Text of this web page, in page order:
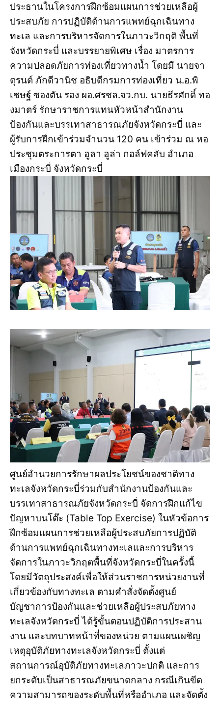
ประธานในโครงการฝึกซ้อมแผนการช่วยเหลือผู้
ประสบภัย การปฏิบัติด้านการแพทย์ฉุกเฉินทาง
ทะเล และการบริหารจัดการในภาวะวิกฤติ พื้นที่
จังหวัดกระบี่ และบรรยายพิเศษ เรื่อง มาตรการ
ความปลอดภัยการท่องเที่ยวทางน้ำ โดยมี นายจา
ตุรนต์ ภักดีวานิช อธิบดีกรมการท่องเที่ยว น.อ.พิ
เชษฐ์ ซองตัน รอง ผอ.ศรชล.จว.กบ. นายธีรศักดิ์ ทอ
งมาตร์ รักษาราชการแทนหัวหน้าสำนักงาน
ป้องกันและบรรเทาสาธารณภัยจังหวัดกระบี่ และ
ผู้รับการฝึกเข้าร่วมจำนวน 120 คน เข้าร่วม ณ หอ
ประชุมตระการตา ฮูลา ฮูล่า กอล์ฟคลับ อำเภอ
เมืองกระบี่ จังหวัดกระบี่
ศูนย์อำนวยการรักษาผลประโยชน์ของชาติทาง
ทะเลจังหวัดกระบี่ร่วมกับสำนักงานป้องกันและ
บรรเทาสาธารณภัยจังหวัดกระบี่ จัดการฝึกแก้ไข
ปัญหาบนโต๊ะ (Table Top Exercise) ในหัวข้อการ
ฝึกซ้อมแผนการช่วยเหลือผู้ประสบภัยการปฏิบัติ
ด้านการแพทย์ฉุกเฉินทางทะเลและการบริหาร
จัดการในภาวะวิกฤตพื้นที่จังหวัดกระบี่ในครั้งนี้
โดยมีวัตถุประสงค์เพื่อให้ส่วนราชการหน่วยงานที่
เกี่ยวข้องกับทางทะเล ตามคำสั่งจัดตั้งศูนย์
บัญชาการป้องกันและช่วยเหลือผู้ประสบภัยทาง
ทะเลจังหวัดกระบี่ ได้รู้ขั้นตอนปฏิบัติการประสาน
งาน และบทบาทหน้าที่ของหน่วย ตามแผนเผชิญ
เหตุอุบัติภัยทางทะเลจังหวัดกระบี่ ตั้งแต่
สถานการณ์อุบัติภัยทางทะเลภาวะปกติ และการ
ยกระดับเป็นสาธารณภัยขนาดกลาง กรณีเกินขีด
ความสามารถของระดับพื้นที่หรืออำเภอ และจัดตั้ง